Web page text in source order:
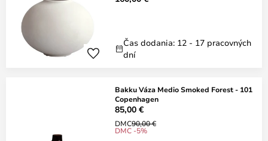
Čas dodania: 12 - 17 pracovných
dní
Bakku Váza Medio Smoked Forest - 101
Copenhagen
85,00 €
DMC90,00 €
DMC -5%